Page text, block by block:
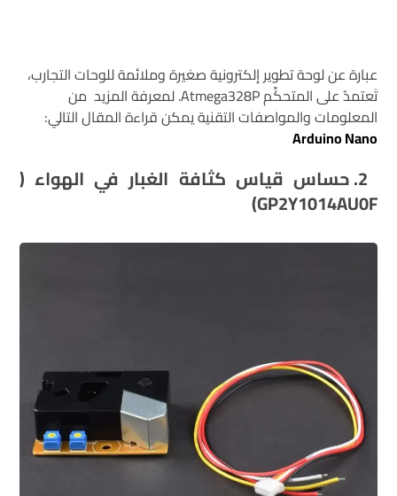
عبارة عن لوحة تطوير إلكترونية صغيرة وملائمة للوحات التجارب،
تَعتمدُ على المتحكِّم Atmega328P. لمعرفة المزيد من
المعلومات والمواصفات التقنية يمكن قراءة المقال التالي:
Arduino Nano
2. حساس قياس كثافة الغبار في الهواء (
GP2Y1014AU0F)